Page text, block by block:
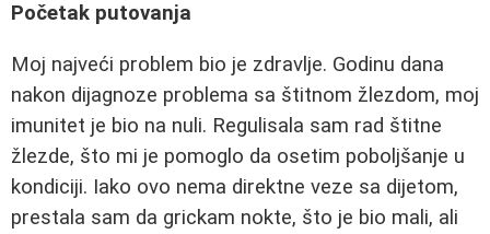
Početak putovanja
Moj najveći problem bio je zdravlje. Godinu dana
nakon dijagnoze problema sa štitnom žlezdom, moj
imunitet je bio na nuli. Regulisala sam rad štitne
žlezde, što mi je pomoglo da osetim poboljšanje u
kondiciji. Iako ovo nema direktne veze sa dijetom,
prestala sam da grickam nokte, što je bio mali, ali